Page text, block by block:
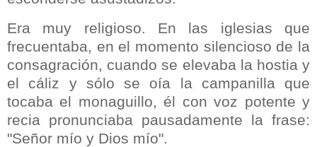
Era muy religioso. En las iglesias que
frecuentaba, en el momento silencioso de la
consagración, cuando se elevaba la hostia y
el cáliz y sólo se oía la campanilla que
tocaba el monaguillo, él con voz potente y
recia pronunciaba pausadamente la frase:
"Señor mío y Dios mío".